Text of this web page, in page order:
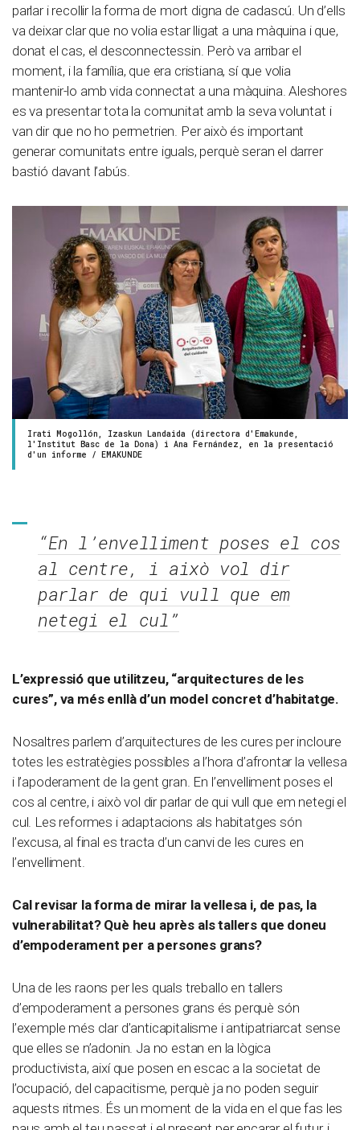
parlar i recollir la forma de mort digna de cadascú. Un d’ells
va deixar clar que no volia estar lligat a una màquina i que,
donat el cas, el desconnectessin. Però va arribar el
moment, i la família, que era cristiana, sí que volia
mantenir-lo amb vida connectat a una màquina. Aleshores
es va presentar tota la comunitat amb la seva voluntat i
van dir que no ho permetrien. Per això és important
generar comunitats entre iguals, perquè seran el darrer
bastió davant l’abús.
Irati Mogollón, Izaskun Landaida (directora d'Emakunde,
l'Institut Basc de la Dona) i Ana Fernández, en la presentació
d'un informe / EMAKUNDE
“En l’envelliment poses el cos
al centre, i això vol dir
parlar de qui vull que em
netegi el cul”
L’expressió que utilitzeu, “arquitectures de les
cures”, va més enllà d’un model concret d’habitatge.
Nosaltres parlem d’arquitectures de les cures per incloure
totes les estratègies possibles a l’hora d’afrontar la vellesa
i l’apoderament de la gent gran. En l’envelliment poses el
cos al centre, i això vol dir parlar de qui vull que em netegi el
cul. Les reformes i adaptacions als habitatges són
l’excusa, al final es tracta d’un canvi de les cures en
l’envelliment.
Cal revisar la forma de mirar la vellesa i, de pas, la
vulnerabilitat? Què heu après als tallers que doneu
d’empoderament per a persones grans?
Una de les raons per les quals treballo en tallers
d’empoderament a persones grans és perquè són
l’exemple més clar d’anticapitalisme i antipatriarcat sense
que elles se n’adonin. Ja no estan en la lògica
productivista, així que posen en escac a la societat de
l’ocupació, del capacitisme, perquè ja no poden seguir
aquests ritmes. És un moment de la vida en el que fas les